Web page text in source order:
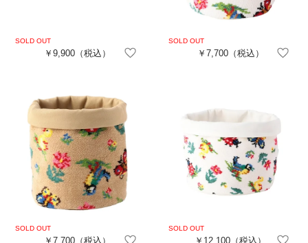
￥9,900 （税込） ￥7,700（税込）
￥7,700 （税込） ￥12,100 （税込）